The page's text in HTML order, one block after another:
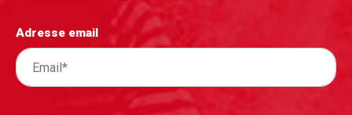
Adresse email